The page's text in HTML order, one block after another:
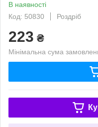
В наявності
Код: 50830
Роздріб
223 ₴
Мінімальна сума